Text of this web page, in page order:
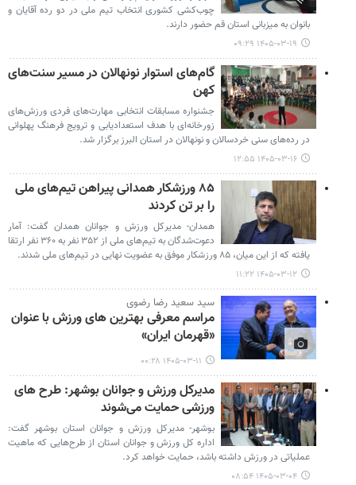
چوب‌کشی کشوری انتخاب تیم ملی در دو رده آقایان و
بانوان به میزبانی استان قم حضور دارند.
۱۴۰۵-۰۳-۱۹ ۰۹:۲۹
گام‌های استوار نونهالان در مسیر سنت‌های
کهن
جشنواره مسابقات انتخابی مهارت‌های فردی ورزش‌های
زورخانه‌ای با هدف استعدادیابی و ترویج فرهنگ پهلوانی
در رده‌های سنی خردسالان و نونهالان در استان البرز برگزار شد.
۱۴۰۵-۰۳-۱۶ ۱۲:۵۵
۸۵ ورزشکار همدانی پیراهن تیم‌های ملی
را بر تن کردند
همدان- مدیرکل ورزش و جوانان همدان گفت: آمار
دعوت‌شدگان به تیم‌های ملی از ۳۵۲ نفر به ۳۶۰ نفر ارتقا
یافته که از این میان، ۸۵ ورزشکار موفق به عضویت نهایی در تیم‌های ملی شدند.
۱۴۰۵-۰۳-۱۲ ۱۱:۲۲
سید سعید رضا رضوی
مراسم معرفی بهترین های ورزش با عنوان
«قهرمان ایران»
۱۴۰۵-۰۳-۱۱ ۰۰:۲۸
مدیرکل ورزش و جوانان بوشهر: طرح های
ورزشی حمایت می‌شوند
بوشهر- مدیرکل ورزش و جوانان استان بوشهر گفت:
اداره کل ورزش و جوانان استان از طرح‌هایی که ماهیت
عملیاتی در ورزش داشته باشد، حمایت خواهد کرد.
۱۴۰۵-۰۳-۰۴ ۰۸:۵۴